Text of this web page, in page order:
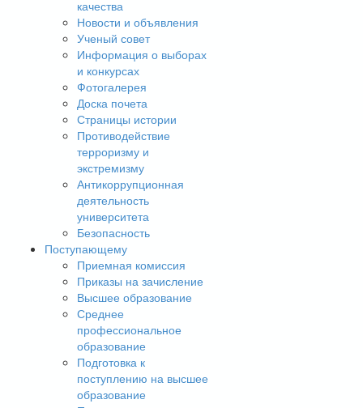
качества
Новости и объявления
Ученый совет
Информация о выборах
и конкурсах
Фотогалерея
Доска почета
Страницы истории
Противодействие
терроризму и
экстремизму
Антикоррупционная
деятельность
университета
Безопасность
Поступающему
Приемная комиссия
Приказы на зачисление
Высшее образование
Среднее
профессиональное
образование
Подготовка к
поступлению на высшее
образование